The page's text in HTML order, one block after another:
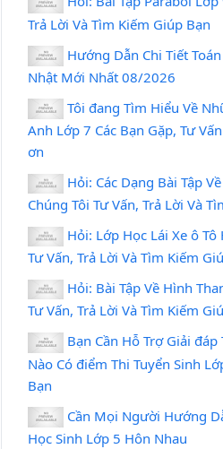
Trả Lời Và Tìm Kiếm Giúp Bạn
Hướng Dẫn Chi Tiết
Nhật Mới Nhất 08/2026
Tôi đang Tìm Hiểu Về
Anh Lớp 7 Các Bạn Gặp, Tư
ơn
Hỏi: Các Dạng Bài Tập
Chúng Tôi Tư Vấn, Trả Lời Và
Hỏi: Lớp Học Lái Xe ô
Tư Vấn, Trả Lời Và Tìm Kiếm
Hỏi: Bài Tập Về Hình
Tư Vấn, Trả Lời Và Tìm Kiếm
Bạn Cần Hỗ Trợ Giải
Nào Có điểm Thi Tuyển Sinh
Bạn
Cần Mọi Người Hướng
Học Sinh Lớp 5 Hôn Nhau